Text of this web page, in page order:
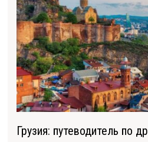
Грузия: путеводитель по